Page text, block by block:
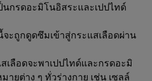
นกรดอะมิโนอิสระและเปปไทด์
จะถูกดูดซึมเข้าสู่กระแสเลือดผ่าน
เลือดจะพาเปปไทด์และกรดอะมิ
ายต่าง ๆ ทั่วร่างกาย เช่น เซลล์